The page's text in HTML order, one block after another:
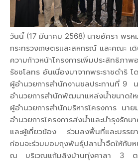
วันนี้ (17 มีนาคม 2568) นายอัครา พรห
กระทรวงเกษตรและสหกรณ์ และคณะ
ความก้าวหน้าโครงการเพิ่มประสิทธิภา
รัชชโลทร อันเนื่องมาจากพระราชดำริ
ผู้อำนวยการสำนักงานชลประทานที่
อำนวยการสำนักพัฒนาแหล่งน้ำขนาด
ผู้อำนวยการสำนักบริหารโครงการ น
อำนวยการโครงการส่งน้ำและบำรุงรั
และผู้เกี่ยวข้อง ร่วมลงพื้นที่และบรรย
ก่อนจะร่วมมอบถุงพันธุ์ปลาน้ำจืดให้กับ
ณ บริเวณแก้มลิงบ้านทุ่งศาลา 3